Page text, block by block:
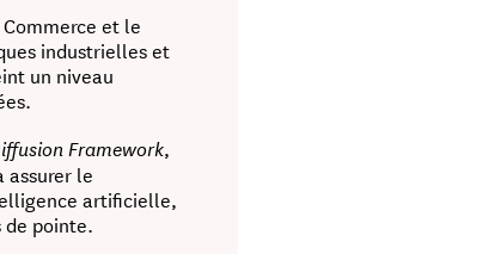
et le
industrielles et
un niveau
Framework,
le
artificielle,
pointe.